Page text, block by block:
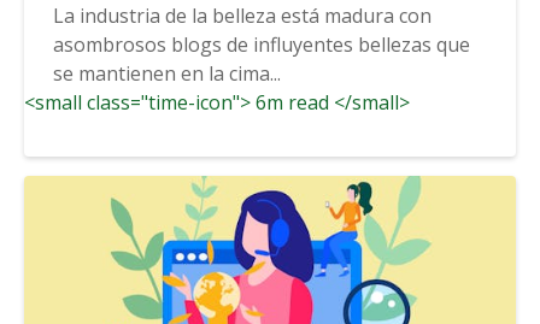
La industria de la belleza está madura con
asombrosos blogs de influyentes bellezas que
se mantienen en la cima...
<small class="time-icon"> 6m read </small>